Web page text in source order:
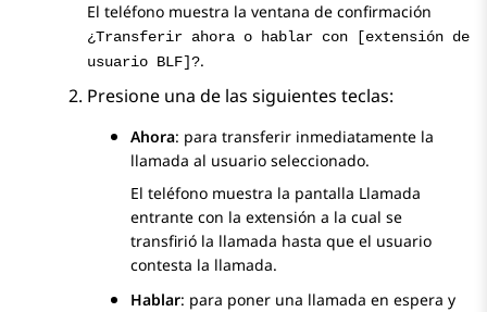
El teléfono muestra la ventana de confirmación
¿Transferir ahora o hablar con [extensión de
usuario BLF]?.
Presione una de las siguientes teclas:
Ahora: para transferir inmediatamente la
llamada al usuario seleccionado.
El teléfono muestra la pantalla Llamada
entrante con la extensión a la cual se
transfirió la llamada hasta que el usuario
contesta la llamada.
Hablar: para poner una llamada en espera y